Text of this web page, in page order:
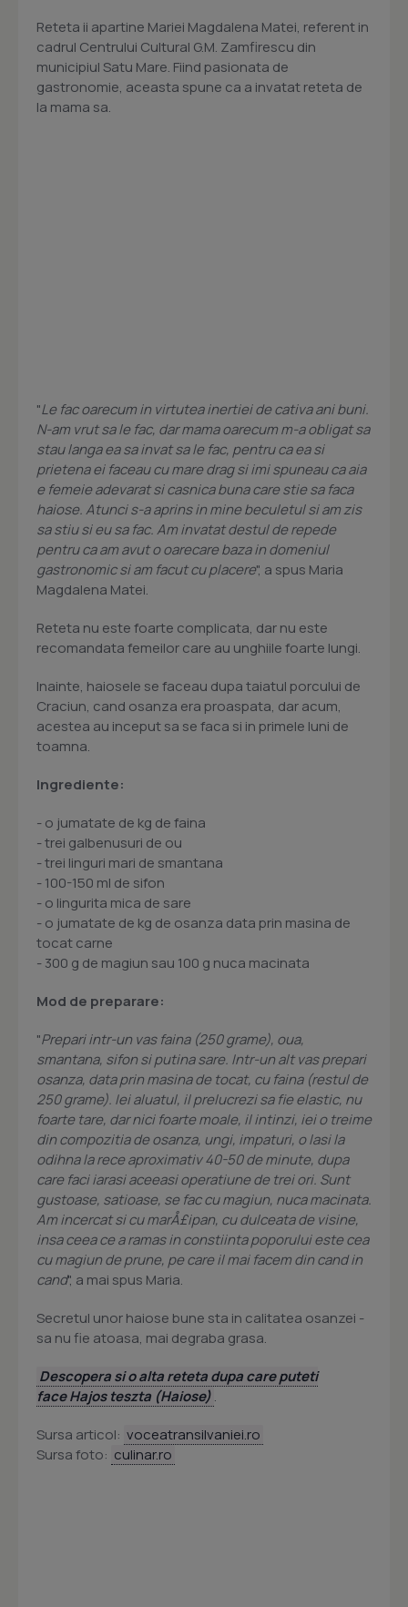
Reteta ii apartine Mariei Magdalena Matei, referent in
cadrul Centrului Cultural G.M. Zamfirescu din
municipiul Satu Mare. Fiind pasionata de
gastronomie, aceasta spune ca a invatat reteta de
la mama sa.
"Le fac oarecum in virtutea inertiei de cativa ani buni.
N-am vrut sa le fac, dar mama oarecum m-a obligat sa
stau langa ea sa invat sa le fac, pentru ca ea si
prietena ei faceau cu mare drag si imi spuneau ca aia
e femeie adevarat si casnica buna care stie sa faca
haiose. Atunci s-a aprins in mine beculetul si am zis
sa stiu si eu sa fac. Am invatat destul de repede
pentru ca am avut o oarecare baza in domeniul
gastronomic si am facut cu placere", a spus Maria
Magdalena Matei.
Reteta nu este foarte complicata, dar nu este
recomandata femeilor care au unghiile foarte lungi.
Inainte, haiosele se faceau dupa taiatul porcului de
Craciun, cand osanza era proaspata, dar acum,
acestea au inceput sa se faca si in primele luni de
toamna.
Ingrediente:
- o jumatate de kg de faina
- trei galbenusuri de ou
- trei linguri mari de smantana
- 100-150 ml de sifon
- o lingurita mica de sare
- o jumatate de kg de osanza data prin masina de
tocat carne
- 300 g de magiun sau 100 g nuca macinata
Mod de preparare:
"Prepari intr-un vas faina (250 grame), oua,
smantana, sifon si putina sare. Intr-un alt vas prepari
osanza, data prin masina de tocat, cu faina (restul de
250 grame). Iei aluatul, il prelucrezi sa fie elastic, nu
foarte tare, dar nici foarte moale, il intinzi, iei o treime
din compozitia de osanza, ungi, impaturi, o lasi la
odihna la rece aproximativ 40-50 de minute, dupa
care faci iarasi aceeasi operatiune de trei ori. Sunt
gustoase, satioase, se fac cu magiun, nuca macinata.
Am incercat si cu marÅ£ipan, cu dulceata de visine,
insa ceea ce a ramas in constiinta poporului este cea
cu magiun de prune, pe care il mai facem din cand in
cand", a mai spus Maria.
Secretul unor haiose bune sta in calitatea osanzei -
sa nu fie atoasa, mai degraba grasa.
Descopera si o alta reteta dupa care puteti
face Hajos teszta (Haiose).
Sursa articol: voceatransilvaniei.ro
Sursa foto: culinar.ro